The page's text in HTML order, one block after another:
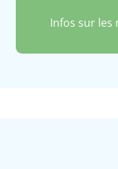
Infos sur les